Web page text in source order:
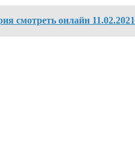
смотреть онлайн 11.02.2021